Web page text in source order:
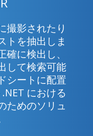
撮影されたり
トを抽出しま
に検出し、
して検索可能
シートに配置
における
ためのソリュ